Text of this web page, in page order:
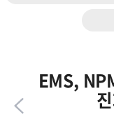
EMS,